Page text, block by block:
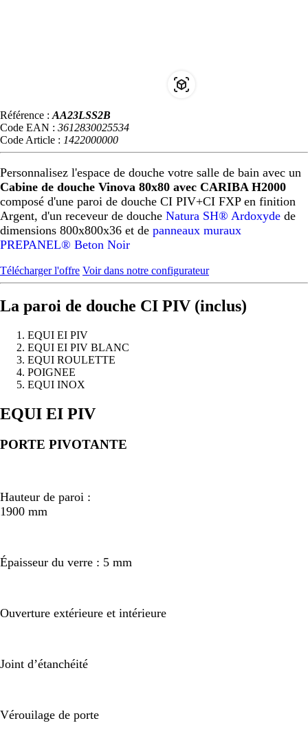
Référence : AA23LSS2B
Code EAN : 3612830025534
Code Article : 1422000000
Personnalisez l'espace de douche votre salle de bain avec un
Cabine de douche Vinova 80x80 avec CARIBA H2000
composé d'une paroi de douche CI PIV+CI FXP en finition
Argent, d'un receveur de douche Natura SH® Ardoxyde de
dimensions 800x800x36 et de panneaux muraux
PREPANEL® Beton Noir
Télécharger l'offre Voir dans notre configurateur
La paroi de douche CI PIV (inclus)
EQUI EI PIV
EQUI EI PIV BLANC
EQUI ROULETTE
POIGNEE
EQUI INOX
Précédent
Suivant
EQUI EI PIV
PORTE PIVOTANTE
Hauteur de paroi :
1900 mm
Épaisseur du verre : 5 mm
Ouverture extérieure et intérieure
Joint d’étanchéité
Vérouilage de porte